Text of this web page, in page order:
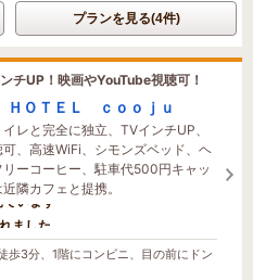
プランを見る(4件)
チUP！映画やYouTube視聴可！
ＨＯＴＥＬ ｃｏｏｊｕ
レと完全に独立、TVインチUP、
、高速WiFi、シモンズベッド、ヘ
ーコーヒー、駐車代500円キャッ
隣カフェと提携。
います
ました
歩3分、1階にコンビニ、目の前にドン